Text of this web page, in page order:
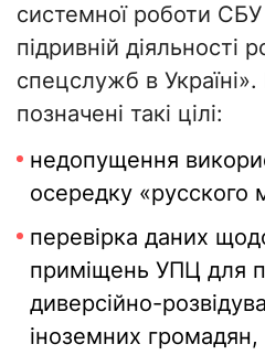
системної роботи СБУ
підривній діяльності
спецслужб в
позначені такі цілі:
недопущення
осередку «русского
перевірка даних
приміщень УПЦ для
диверсійно-
іноземних громадян,